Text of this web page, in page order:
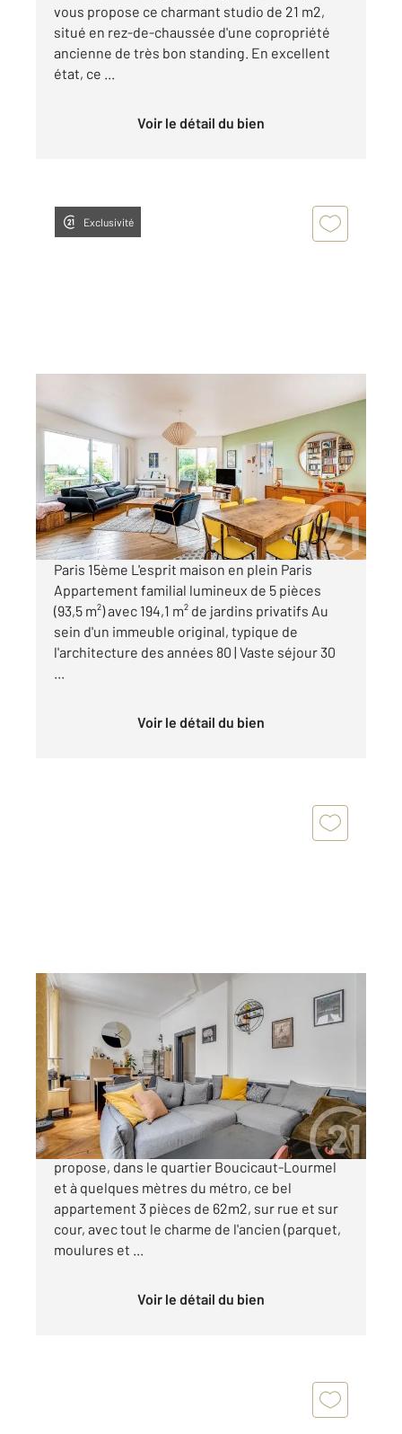
vous propose ce charmant studio de 21 m2,
situé en rez-de-chaussée d'une copropriété
ancienne de très bon standing. En excellent
état, ce ...
Voir le détail du bien
Exclusivité
147 m
Ref : 17569
Appartement T5 à vendre
1 175 000 €
Visiter le site dédié
Paris 15ème L'esprit maison en plein Paris
Appartement familial lumineux de 5 pièces
(93,5 m²) avec 194,1 m² de jardins privatifs Au
sein d'un immeuble original, typique de
l'architecture des années 80 | Vaste séjour 30
Voir le détail du bien
PARIS 75015
, 3 pièces
Ref : 17487
Appartement T3 à vendre
670 000 €
Coup de cœur ! L'agence Century21 vous
propose, dans le quartier Boucicaut-Lourmel
et à quelques mètres du métro, ce bel
appartement 3 pièces de 62m2, sur rue et sur
cour, avec tout le charme de l'ancien (parquet,
moulures et ...
Voir le détail du bien